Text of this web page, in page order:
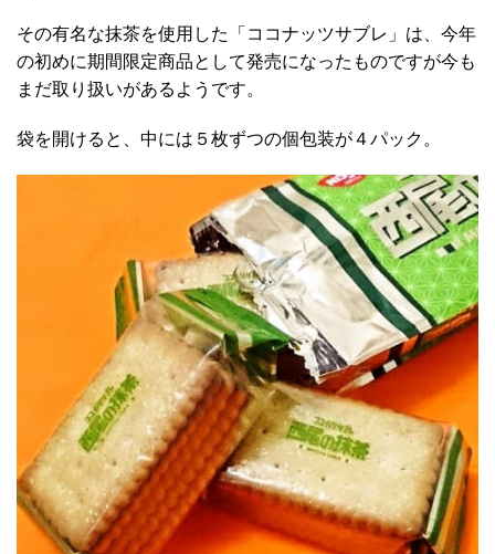
その有名な抹茶を使用した「ココナッツサブレ」は、今年
の初めに期間限定商品として発売になったものですが今も
まだ取り扱いがあるようです。
袋を開けると、中には５枚ずつの個包装が４パック。